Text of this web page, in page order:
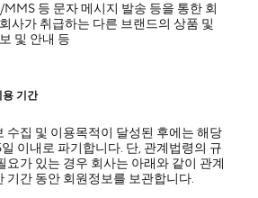
등 문자 메시지 발송 등을 통한 회
사가 취급하는 다른 브랜드의 상품 및
및 안내 등
기간
수집 및 이용목적이 달성된 후에는 해당
이내로 파기합니다. 단, 관계법령의 규
요가 있는 경우 회사는 아래와 같이 관계
기간 동안 회원정보를 보관합니다.